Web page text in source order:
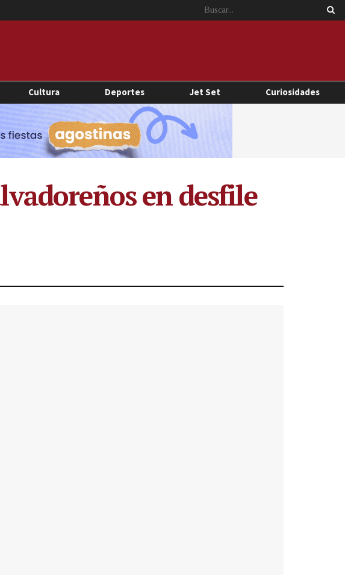
Cultura Deportes Jet Set Curiosidades
en desfile